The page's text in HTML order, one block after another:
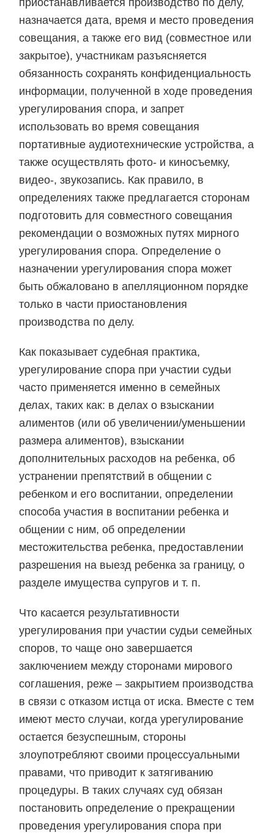
приостанавливается производство по делу,
назначается дата, время и место проведения
совещания, а также его вид (совместное или
закрытое), участникам разъясняется
обязанность сохранять конфиденциальность
информации, полученной в ходе проведения
урегулирования спора, и запрет
использовать во время совещания
портативные аудиотехнические устройства, а
также осуществлять фото- и киносъемку,
видео-, звукозапись. Как правило, в
определениях также предлагается сторонам
подготовить для совместного совещания
рекомендации о возможных путях мирного
урегулирования спора. Определение о
назначении урегулирования спора может
быть обжаловано в апелляционном порядке
только в части приостановления
производства по делу.
Как показывает судебная практика,
урегулирование спора при участии судьи
часто применяется именно в семейных
делах, таких как: в делах о взыскании
алиментов (или об увеличении/уменьшении
размера алиментов), взыскании
дополнительных расходов на ребенка, об
устранении препятствий в общении с
ребенком и его воспитании, определении
способа участия в воспитании ребенка и
общении с ним, об определении
местожительства ребенка, предоставлении
разрешения на выезд ребенка за границу, о
разделе имущества супругов и т. п.
Что касается результативности
урегулирования при участии судьи семейных
споров, то чаще оно завершается
заключением между сторонами мирового
соглашения, реже – закрытием производства
в связи с отказом истца от иска. Вместе с тем
имеют место случаи, когда урегулирование
остается безуспешным, стороны
злоупотребляют своими процессуальными
правами, что приводит к затягиванию
процедуры. В таких случаях суд обязан
постановить определение о прекращении
проведения урегулирования спора при